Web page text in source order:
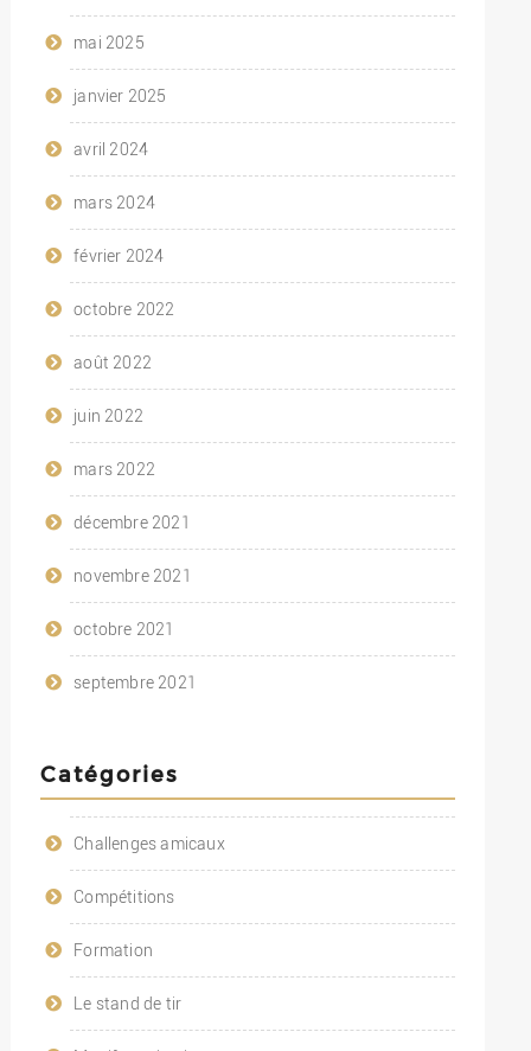
mai 2025
janvier 2025
avril 2024
mars 2024
février 2024
octobre 2022
août 2022
juin 2022
mars 2022
décembre 2021
novembre 2021
octobre 2021
septembre 2021
Catégories
Challenges amicaux
Compétitions
Formation
Le stand de tir